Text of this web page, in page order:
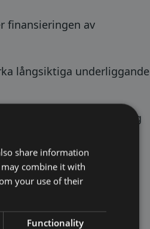
finansieringen av
långsiktiga underliggande
marknadsledande bolag
realism i närtid.
share information
combine it with
your use of their
Functionality